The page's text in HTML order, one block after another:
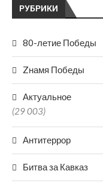
РУБРИКИ
80-летие Победы
Zнамя Победы
Актуальное
(29 003)
Антитеррор
Битва за Кавказ